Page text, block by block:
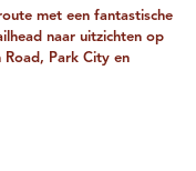
met een fantastische
naar uitzichten op
Road, Park City en